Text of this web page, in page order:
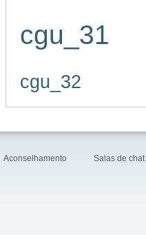
cgu_31
cgu_32
Aconselhamento Salas de chat